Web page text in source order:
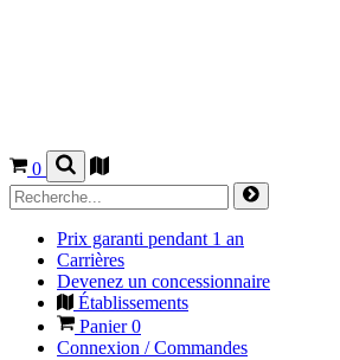
0
Prix garanti pendant 1 an
Carrières
Devenez un concessionnaire
Établissements
Panier0
Connexion / Commandes